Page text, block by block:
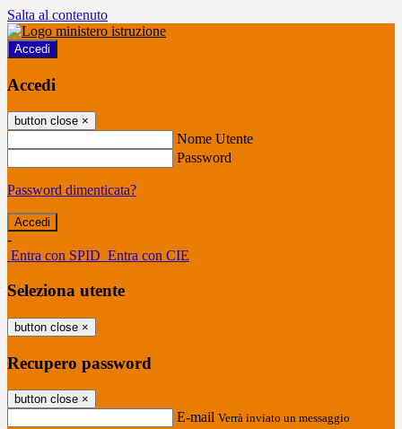
Salta al contenuto
Accedi
Accedi
button close ×
Nome Utente
Password
Password dimenticata?
-
Entra con SPID Entra con CIE
Seleziona utente
button close ×
Recupero password
button close ×
E-mail Verrà inviato un messaggio